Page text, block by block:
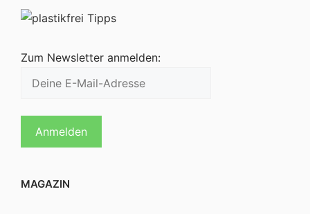
Zum Newsletter anmelden:
MAGAZIN